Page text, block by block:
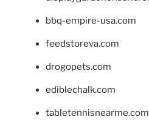
bbq-empire-usa.com
feedstoreva.com
drogopets.com
ediblechalk.com
tabletennisnearme.com